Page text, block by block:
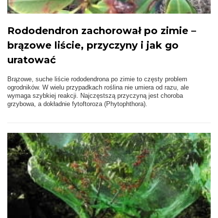
Rododendron zachorował po zimie –
brązowe liście, przyczyny i jak go
uratować
Brązowe, suche liście rododendrona po zimie to częsty problem
ogrodników. W wielu przypadkach roślina nie umiera od razu, ale
wymaga szybkiej reakcji. Najczęstszą przyczyną jest choroba
grzybowa, a dokładnie fytoftoroza (Phytophthora).